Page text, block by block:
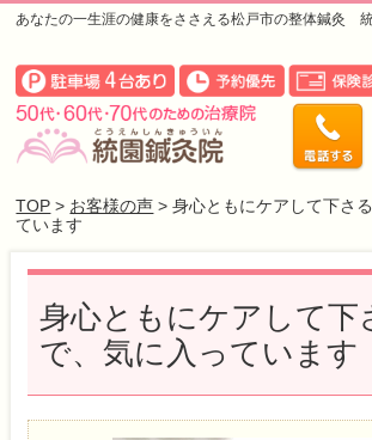
あなたの一生涯の健康をささえる松戸市の整体鍼灸
TOP > お客様の声 > 身心ともにケアして下さ
ています
身心ともにケアして下
で、気に入っています